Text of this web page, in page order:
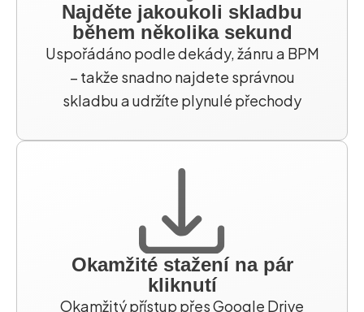
Najděte jakoukoli skladbu
během několika sekund
Uspořádáno podle dekády, žánru a BPM
– takže snadno najdete správnou
skladbu a udržíte plynulé přechody
Okamžité stažení na pár
kliknutí
Okamžitý přístup přes Google Drive